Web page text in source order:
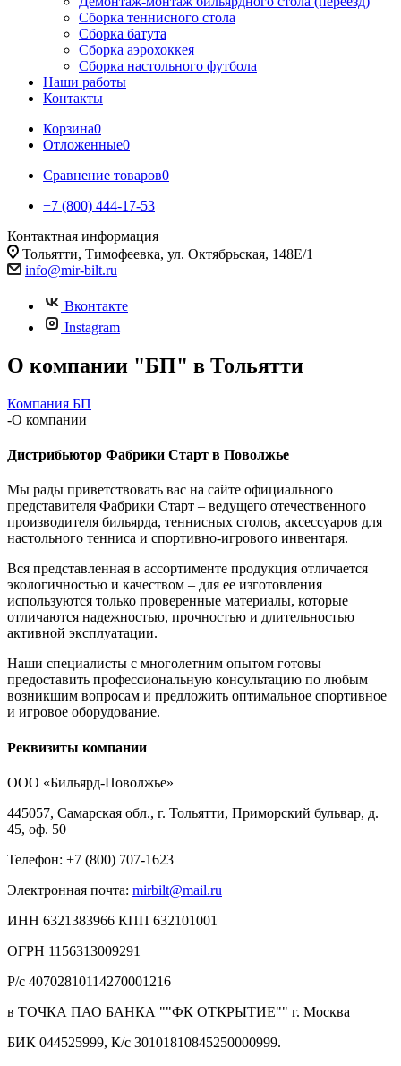
Сборка теннисного стола
Сборка батута
Сборка аэрохоккея
Сборка настольного футбола
Наши работы
Контакты
Корзина0
Отложенные0
Сравнение товаров0
+7 (800) 444-17-53
Контактная информация
Тольятти, Тимофеевка, ул. Октябрьская, 148Е/1
info@mir-bilt.ru
Вконтакте
Instagram
О компании "БП" в Тольятти
Компания БП
-О компании
Дистрибьютор Фабрики Старт в Поволжье
Мы рады приветствовать вас на сайте официального
представителя Фабрики Старт – ведущего отечественного
производителя бильярда, теннисных столов, аксессуаров для
настольного тенниса и спортивно-игрового инвентаря.
Вся представленная в ассортименте продукция отличается
экологичностью и качеством – для ее изготовления
используются только проверенные материалы, которые
отличаются надежностью, прочностью и длительностью
активной эксплуатации.
Наши специалисты с многолетним опытом готовы
предоставить профессиональную консультацию по любым
возникшим вопросам и предложить оптимальное спортивное
и игровое оборудование.
Реквизиты компании
ООО «Бильярд-Поволжье»
445057, Самарская обл., г. Тольятти, Приморский бульвар, д.
45, оф. 50
Телефон: +7 (800) 707-1623
Электронная почта: mirbilt@mail.ru
ИНН 6321383966 КПП 632101001
ОГРН 1156313009291
Р/с 40702810114270001216
в ТОЧКА ПАО БАНКА ""ФК ОТКРЫТИЕ"" г. Москва
БИК 044525999, К/с 30101810845250000999.